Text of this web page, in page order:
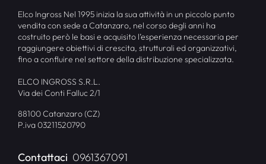
Elco Ingross Nel 1995 inizia la sua attività in un piccolo punto
vendita con sede a Catanzaro, nel corso degli anni ha
costruito però le basi e acquisito l’esperienza necessaria per
raggiungere obiettivi di crescita, strutturali ed organizzativi,
fino a confluire nel settore della distribuzione specializzata.
ELCO INGROSS S.R.L.
Via dei Conti Falluc 2/1
88100 Catanzaro (CZ)
P.iva 03211520790
Contattaci 0961367091